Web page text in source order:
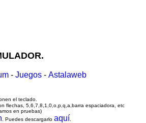
- Juegos - Astalaweb
el teclado.
flechas, 5,6,7,8,1,0,o,p,q,a,barra espaciadora, etc
en pruebas)
. Puedes descargarlo aquí